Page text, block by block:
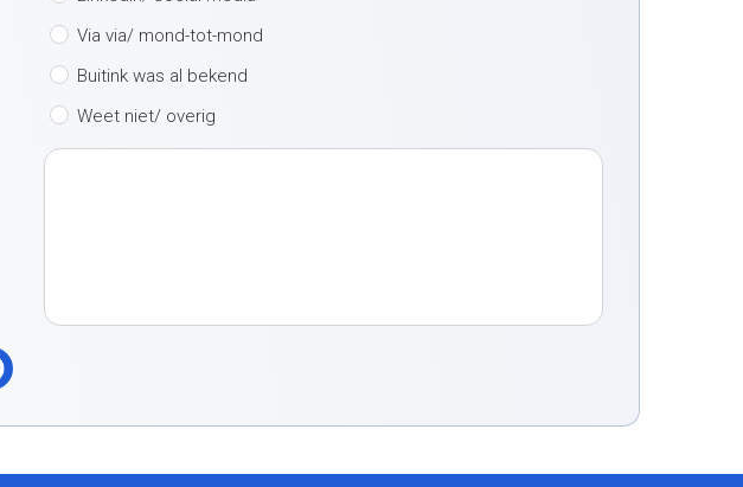
Via via/ mond-tot-mond
Buitink was al bekend
Weet niet/ overig